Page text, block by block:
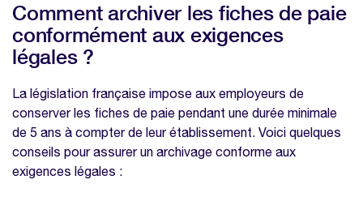
Comment archiver les fiches de paie
conformément aux exigences
légales ?
La législation française impose aux employeurs de
conserver les fiches de paie pendant une durée minimale
de 5 ans à compter de leur établissement. Voici quelques
conseils pour assurer un archivage conforme aux
exigences légales :